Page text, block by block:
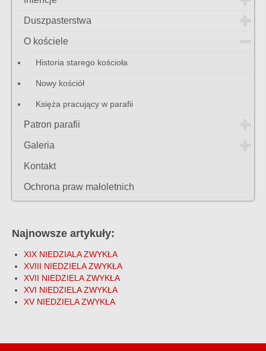
Duszpasterstwa
O kościele
Historia starego kościoła
Nowy kościół
Księża pracujący w parafii
Patron parafii
Galeria
Kontakt
Ochrona praw małoletnich
Najnowsze artykuły:
XIX NIEDZIALA ZWYKŁA
XVIII NIEDZIELA ZWYKŁA
XVII NIEDZIELA ZWYKŁA
XVI NIEDZIELA ZWYKŁA
XV NIEDZIELA ZWYKŁA